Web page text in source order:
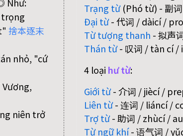
trọng
捨本逐末
nhỏ, "cứ
Vương,
niên trở
Trạng từ(Phó từ) - 副
Đại từ- 代词 / dàicí /
Từ tượng thanh - 拟声
Thán từ- 叹词 / tàn cí /
4 loại hư từ:
Giới từ- 介词 / jiècí /
Liên từ- 连词 / liáncí /
Trợ từ- 助词 / zhùcí /
Từ ngữ khí- 语气词 /